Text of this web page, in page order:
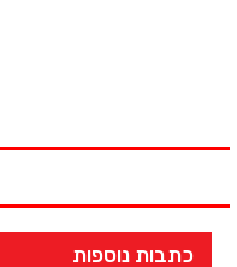
כתבות נוספות